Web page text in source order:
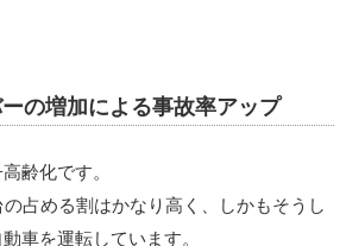
の増加による事故率アップ
齢化です。
占める割はかなり高く、しかもそうし
車を運転しています。